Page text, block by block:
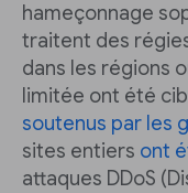
hameçonnage
traitent des
dans les régions
limitée ont été
soutenus par les
sites entiers ont
attaques DDoS